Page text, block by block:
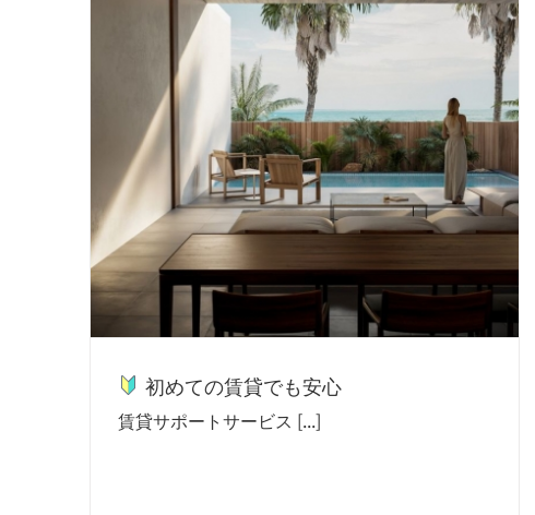
初めての賃貸でも安心
賃貸サポートサービス [...]